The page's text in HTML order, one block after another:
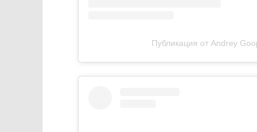
Публикация от Andrey